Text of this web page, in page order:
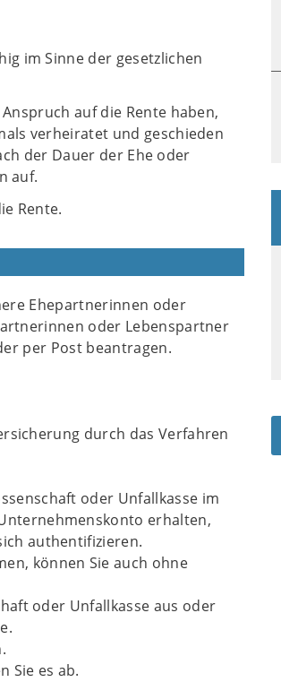
im Sinne der gesetzlichen
auf die Rente haben,
verheiratet und geschieden
der Dauer der Ehe oder
auf.
Rente.
Ehepartnerinnen oder
oder Lebenspartner
per Post beantragen.
durch das Verfahren
oder Unfallkasse im
erhalten,
authentifizieren.
können Sie auch ohne
oder Unfallkasse aus oder
Sie es ab.